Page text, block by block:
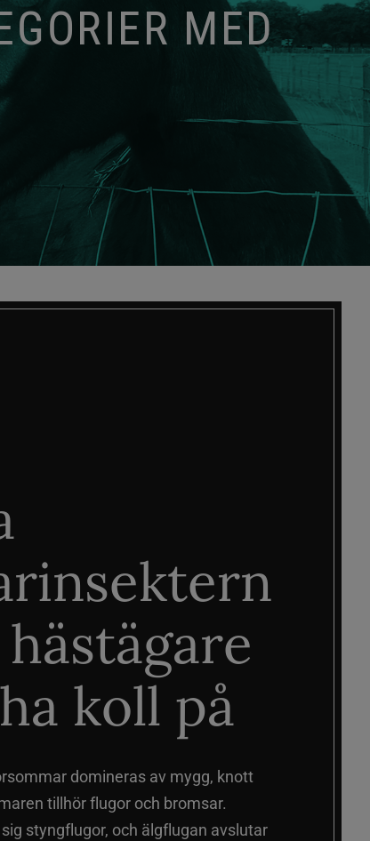
MED
koll på
domineras av mygg, knott
tillhör flugor och bromsar.
styngflugor, och älgflugan avslutar